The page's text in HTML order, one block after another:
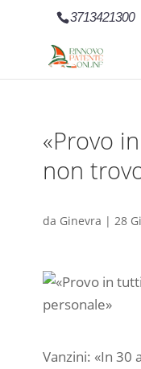
3713421300
«Provo
non
da Ginevra | 28
Vanzini: «In 30